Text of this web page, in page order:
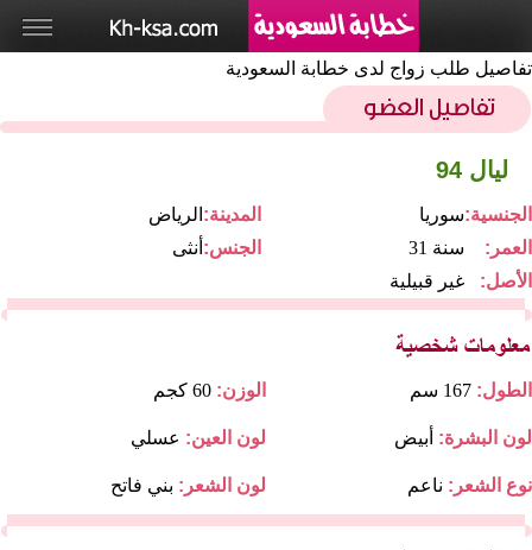
تفاصيل طلب زواج لدى خطابة السعودية
ليال 94
الرياض المدينة: سورياالجنسية:
أنثى الجنس: 31 سنة
العمر:
غير قبيلية
الأصل:
الوزن: 60 كجم الطول: 167 سم
لون العين: عسلي لون البشرة: أبيض
لون الشعر: بني فاتح نوع الشعر: ناعم